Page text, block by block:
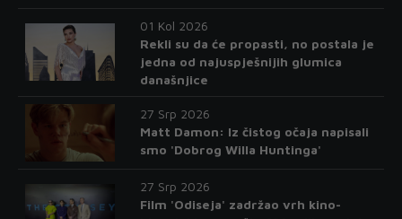
01 Kol 2026
Rekli su da će propasti, no postala je
jedna od najuspješnijih glumica
današnjice
27 Srp 2026
Matt Damon: Iz čistog očaja napisali
smo 'Dobrog Willa Huntinga'
27 Srp 2026
Film 'Odiseja' zadržao vrh kino-